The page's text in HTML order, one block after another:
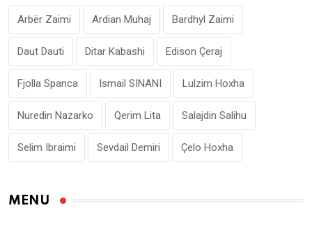
Arbër Zaimi Ardian Muhaj Bardhyl Zaimi
Daut Dauti Ditar Kabashi Edison Çeraj
Fjolla Spanca Ismail SINANI Lulzim Hoxha
Nuredin Nazarko Qerim Lita Salajdin Salihu
Selim Ibraimi Sevdail Demiri Çelo Hoxha
MENU